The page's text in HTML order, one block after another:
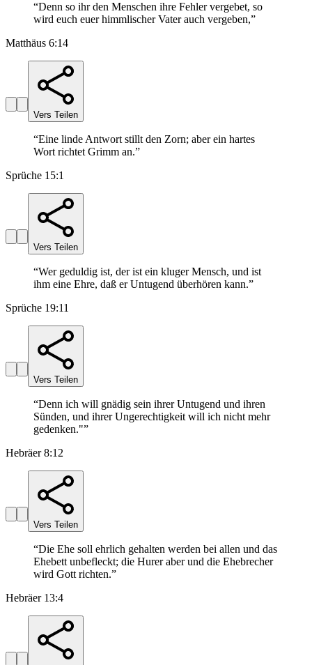
“Denn so ihr den Menschen ihre Fehler vergebet, so
wird euch euer himmlischer Vater auch vergeben,”
Matthäus 6:14
Vers Teilen
“Eine linde Antwort stillt den Zorn; aber ein hartes
Wort richtet Grimm an.”
Sprüche 15:1
Vers Teilen
“Wer geduldig ist, der ist ein kluger Mensch, und ist
ihm eine Ehre, daß er Untugend überhören kann.”
Sprüche 19:11
Vers Teilen
“Denn ich will gnädig sein ihrer Untugend und ihren
Sünden, und ihrer Ungerechtigkeit will ich nicht mehr
gedenken."”
Hebräer 8:12
Vers Teilen
“Die Ehe soll ehrlich gehalten werden bei allen und das
Ehebett unbefleckt; die Hurer aber und die Ehebrecher
wird Gott richten.”
Hebräer 13:4